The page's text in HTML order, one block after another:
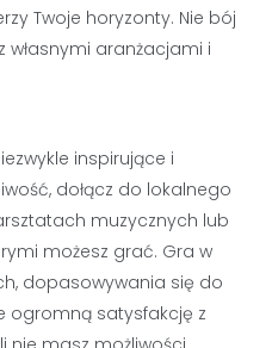
Twoje horyzonty. Nie bój
własnymi aranżacjami i
inspirujące i
dołącz do lokalnego
muzycznych lub
możesz grać. Gra w
dopasowywania się do
ogromną satysfakcję z